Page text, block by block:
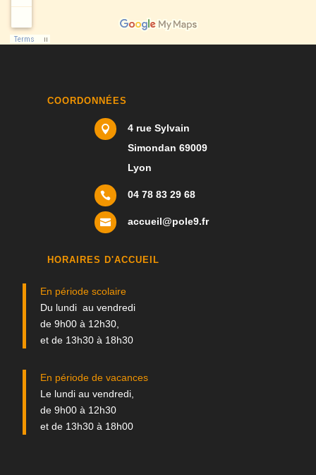
COORDONNÉES

4 rue Sylvain
Simondan 69009
Lyon
 04 78 83 29 68
 accueil@pole9.fr
HORAIRES D'ACCUEIL
En période scolaire
Du lundi au vendredi
de 9h00 à 12h30,
et de 13h30 à 18h30
En période de vacances
Le lundi au vendredi,
de 9h00 à 12h30
et de 13h30 à 18h00